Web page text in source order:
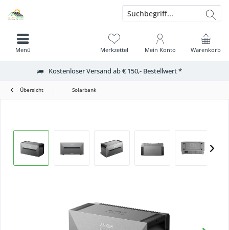
Kostenloser Versand ab € 150,- Bestellwert *
Warenkorb
Merkzettel Mein Konto
Menü
Übersicht Solarbank